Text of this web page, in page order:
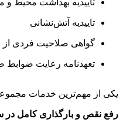
تأییدیه بهداشت محیط و
تاییدیه آتش‌نشانی
گواهی صلاحیت فردی از
تعهدنامه رعایت ضوابط
یکی از مهم‌ترین خدمات
رفع نقص و بارگذاری کامل در